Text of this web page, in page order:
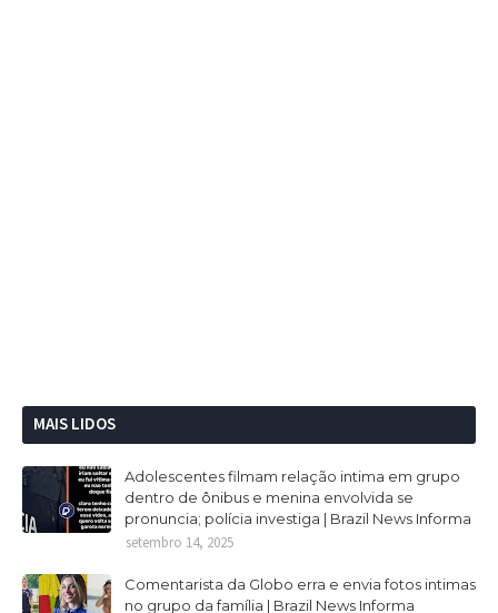
MAIS LIDOS
Adolescentes filmam relação intima em grupo
dentro de ônibus e menina envolvida se
pronuncia; polícia investiga | Brazil News Informa
setembro 14, 2025
Comentarista da Globo erra e envia fotos intimas
no grupo da família | Brazil News Informa